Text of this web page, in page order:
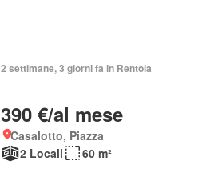
2 settimane, 3 giorni fa in Rentola
390 €/al mese
Casalotto, Piazza
2 Locali
60 m²